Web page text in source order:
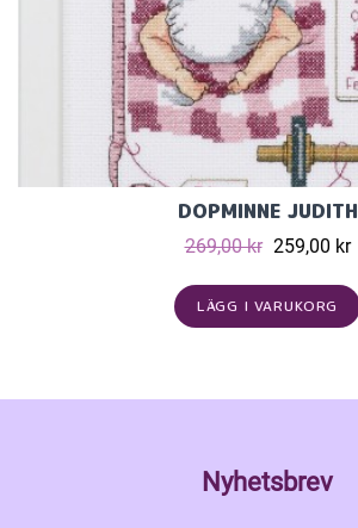
DOPMINNE JUDITH
269,00 kr 259,00 kr
LÄGG I VARUKORG
Nyhetsbrev